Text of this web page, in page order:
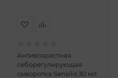
Антивозрастная
себорегулирующая
сыворотка Sensilis 30 мл